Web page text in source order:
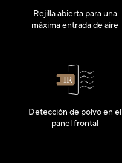
Rejilla abierta para una
máxima entrada de aire
Detección de polvo en el
panel frontal